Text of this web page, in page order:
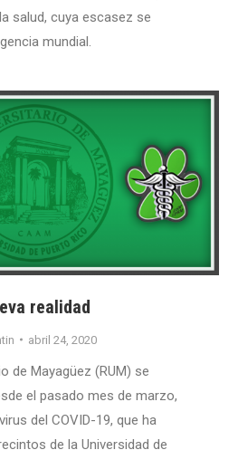
salud, cuya escasez se
mundial.
realidad
abril 24, 2020
de Mayagüez (RUM) se
el pasado mes de marzo,
del COVID-19, que ha
de la Universidad de